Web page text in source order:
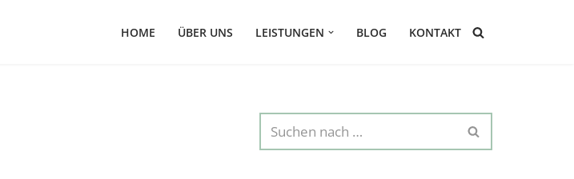
HOME ÜBER UNS LEISTUNGEN BLOG KONTAKT